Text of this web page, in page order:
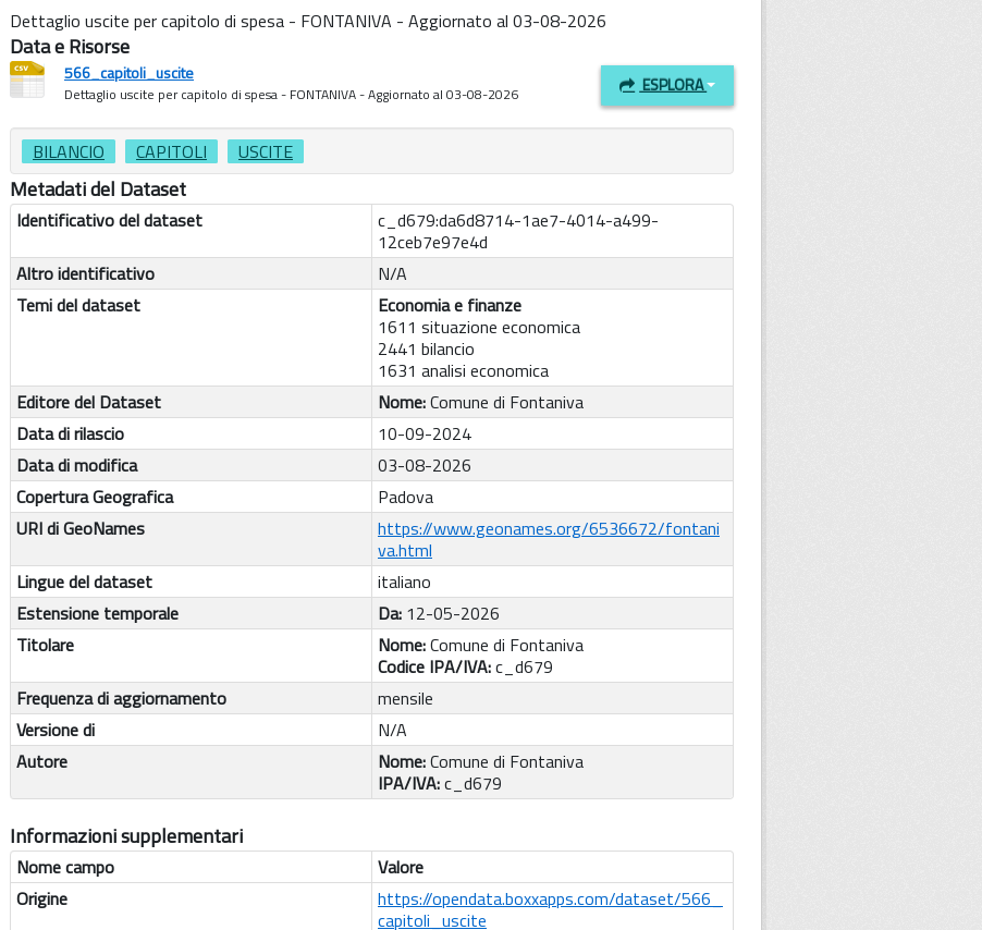
Dettaglio uscite per capitolo di spesa - FONTANIVA - Aggiornato al 03-08-2026
Data e Risorse
566_capitoli_uscite
Dettaglio uscite per capitolo di spesa - FONTANIVA - Aggiornato al 03-08-2026 ESPLORA
BILANCIO CAPITOLI USCITE
Metadati del Dataset
Identificativo del dataset
c_d679:da6d8714-1ae7-4014-a499-
12ceb7e97e4d
Altro identificativo
N/A
Temi del dataset
Economia e finanze
1611 situazione economica
2441 bilancio
1631 analisi economica
Editore del Dataset
Nome:Comune di Fontaniva
Data di rilascio
10-09-2024
Data di modifica
03-08-2026
Copertura Geografica
Padova
URI di GeoNames
https://www.geonames.org/6536672/fontani
va.html
Lingue del dataset
italiano
Estensione temporale
Da: 12-05-2026
Titolare
Nome:Comune di Fontaniva
Codice IPA/IVA:c_d679
Frequenza di aggiornamento
mensile
Versione di
N/A
Autore
Nome:Comune di Fontaniva
IPA/IVA:c_d679
Informazioni supplementari
Nome campo
Valore
Origine
https://opendata.boxxapps.com/dataset/566_
capitoli_uscite